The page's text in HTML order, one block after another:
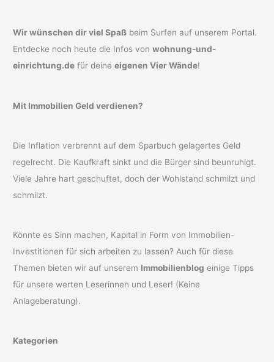
Wir wünschen dir viel Spaß beim Surfen auf unserem Portal.
Entdecke noch heute die Infos vonwohnung-und-
einrichtung.de für deineeigenen Vier Wände!
Mit Immobilien Geld verdienen?
Die Inflation verbrennt auf dem Sparbuch gelagertes Geld
regelrecht. Die Kaufkraft sinkt und die Bürger sind beunruhigt.
Viele Jahre hart geschuftet, doch der Wohlstand schmilzt und
schmilzt.
Könnte es Sinn machen, Kapital in Form von Immobilien-
Investitionen für sich arbeiten zu lassen? Auch für diese
Themen bieten wir auf unserem Immobilienblog einige Tipps
für unsere werten Leserinnen und Leser! (Keine
Anlageberatung).
Kategorien